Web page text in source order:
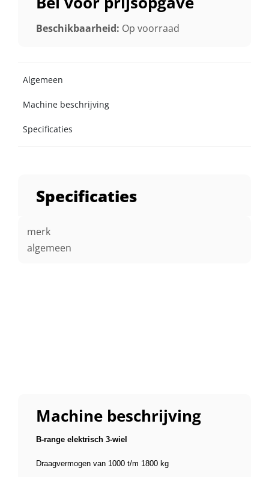
Machine beschrijving
B-range elektrisch 3-wiel
Draagvermogen van 1000 t/m 1800 kg
Specificaties
merk
algemeen
Beschikbaarheid: Op voorraad
Algemeen
Machine beschrijving
Specificaties